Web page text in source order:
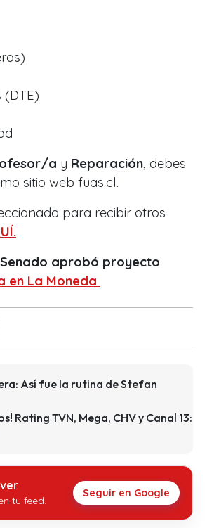
(DTE)
a y Reparación , debes
sitio web fuas.cl.
para recibir otros
aprobó proyecto
en La Moneda
Así fue la rutina de Stefan
Rating TVN, Mega, CHV y Canal 13:
tu feed.
Seguir en Google